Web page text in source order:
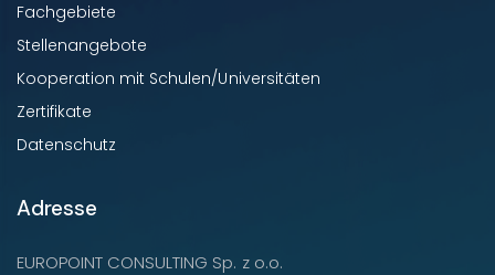
Fachgebiete
Stellenangebote
Kooperation mit Schulen/Universitäten
Zertifikate
Datenschutz
Adresse
EUROPOINT CONSULTING Sp. z o.o.